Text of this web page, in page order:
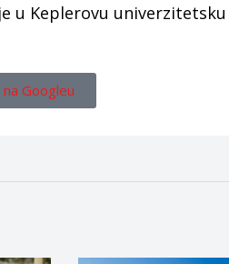
u Keplerovu univerzitetsku
Googleu